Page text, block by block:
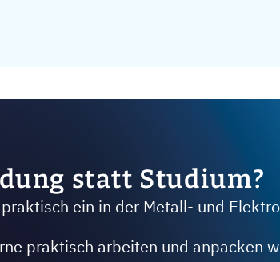
statt Studium?
ein in der Metall- und
praktisch arbeiten und anpacken